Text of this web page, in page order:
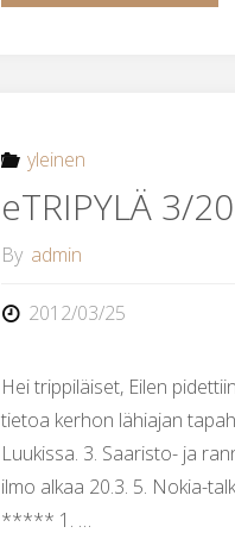
yleinen
eTRIPYLÄ 3/
By admin
2012/03/25
Hei trippiläiset, Eilen
tietoa kerhon lähiajan
Luukissa. 3. Saaristo- ja
ilmo alkaa 20.3. 5. Nokia-
***** 1. …